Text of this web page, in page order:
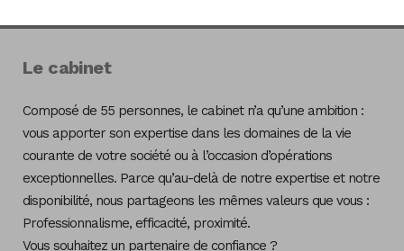
Le cabinet
Composé de 55 personnes, le cabinet n’a qu’une ambition :
vous apporter son expertise dans les domaines de la vie
courante de votre société ou à l’occasion d’opérations
exceptionnelles. Parce qu’au-delà de notre expertise et notre
disponibilité, nous partageons les mêmes valeurs que vous :
Professionnalisme, efficacité, proximité.
Vous souhaitez un partenaire de confiance ?